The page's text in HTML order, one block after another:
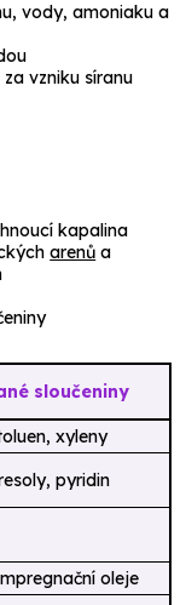
vody, amoniaku a
za vzniku síranu
kapalina
arenů a
sloučeniny
xyleny
pyridin
oleje